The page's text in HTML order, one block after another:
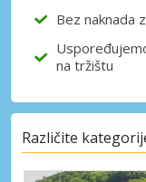
Bez naknada
na tržištu
Različite